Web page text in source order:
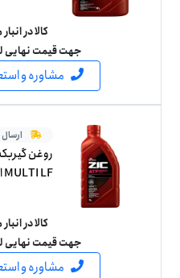
کالا در
جهت قیمت نهایی
مشاوره و
MULTI LF اصلی ساخت کره جنوبی یک لیتر
کالا در
جهت قیمت نهایی
مشاوره و